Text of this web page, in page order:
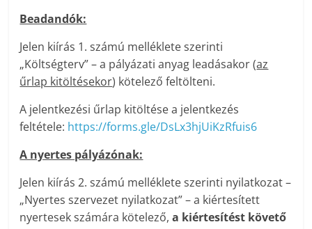
Beadandók:
Jelen kiírás 1. számú melléklete szerinti
„Költségterv” – a pályázati anyag leadásakor (az
űrlap kitöltésekor) kötelező feltölteni.
A jelentkezési űrlap kitöltése a jelentkezés
feltétele: https://forms.gle/DsLx3hjUiKzRfuis6
A nyertes pályázónak:
Jelen kiírás 2. számú melléklete szerinti nyilatkozat –
„Nyertes szervezet nyilatkozat” – a kiértesített
nyertesek számára kötelező,a kiértesítést követő